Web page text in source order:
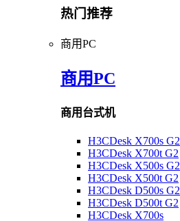
热门推荐
商用PC
商用PC
商用台式机
H3CDesk X700s G2
H3CDesk X700t G2
H3CDesk X500s G2
H3CDesk X500t G2
H3CDesk D500s G2
H3CDesk D500t G2
H3CDesk X700s